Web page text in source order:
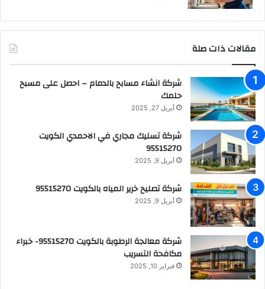
مقالات ذات صلة
شركة انشاء مسابح بالدمام – احصل على مسبح
حلمك
أبريل 27, 2025
شركة تسليك مجاري في الاحمدي الكويت
95515270
أبريل 9, 2025
شركة تصليح خرير المياه بالكويت 95515270
أبريل 9, 2025
شركة معالجة الرطوبة بالكويت 95515270- خبراء
مكافحة التسريب
فبراير 10, 2025